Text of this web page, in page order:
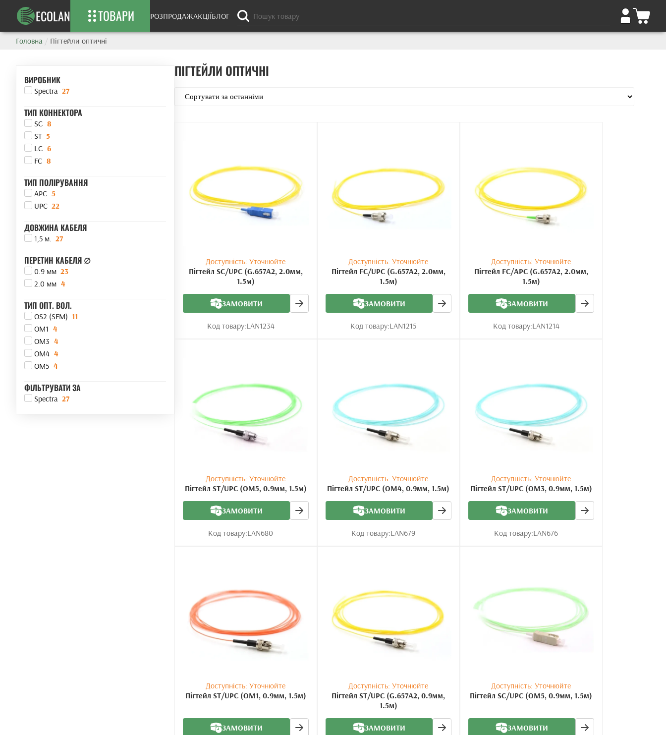
ECOLAN ТОВАРИ РОЗПРОДАЖАКЦІЇБЛОГ
Головна / Пігтейли оптичні
ВИРОБНИК
Spectra 27
ТИП КОННЕКТОРА
SC 8
ST 5
LC 6
FC 8
ТИП ПОЛІРУВАННЯ
APC 5
UPC 22
ДОВЖИНА КАБЕЛЯ
1,5 м. 27
ПЕРЕТИН КАБЕЛЯ ∅
0.9 мм 23
2.0 мм 4
ТИП ОПТ. ВОЛ.
OS2 (SFM) 11
OM1 4
OM3 4
OM4 4
OM5 4
ФІЛЬТРУВАТИ ЗА
Spectra 27
ПІГТЕЙЛИ ОПТИЧНІ
Доступність: Уточнюйте
Пігтейл SC/UPC (G.657A2, 2.0мм,
1.5м)
ЗАМОВИТИ
Код товару:LAN1234
Доступність: Уточнюйте
Пігтейл FC/UPC (G.657A2, 2.0мм,
1.5м)
ЗАМОВИТИ
Код товару:LAN1215
Доступність: Уточнюйте
Пігтейл FC/APC (G.657A2, 2.0мм,
1.5м)
ЗАМОВИТИ
Код товару:LAN1214
Доступність: Уточнюйте
Пігтейл ST/UPC (OM5, 0.9мм, 1.5м)
ЗАМОВИТИ
Код товару:LAN680
Доступність: Уточнюйте
Пігтейл ST/UPC (OM4, 0.9мм, 1.5м)
ЗАМОВИТИ
Код товару:LAN679
Доступність: Уточнюйте
Пігтейл ST/UPC (OM3, 0.9мм, 1.5м)
ЗАМОВИТИ
Код товару:LAN676
Доступність: Уточнюйте
Пігтейл ST/UPC (OM1, 0.9мм, 1.5м)
ЗАМОВИТИ
Доступність: Уточнюйте
Пігтейл ST/UPC (G.657A2, 0.9мм,
1.5м)
ЗАМОВИТИ
Доступність: Уточнюйте
Пігтейл SC/UPC (OM5, 0.9мм, 1.5м)
ЗАМОВИТИ